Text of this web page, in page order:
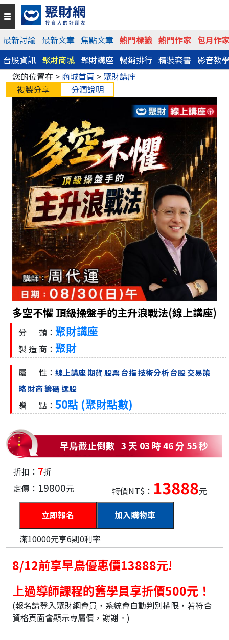
最新討論 最新文章 焦點文章 熱門標籤 熱門作家 包月作
台股資訊 聚財商城 聚財講座 暢銷排行 精裝套書 影音教
您的位置在 > 商城首頁 > 聚財講座
複製分享
分潤說明
多空不懼 頂級操盤手的主升浪戰法(線上講座)
分 類： 聚財講座
製 造 商： 聚財
屬 性： 線上講座期貨股票台指技術分析台股交易策
略財商籌碼 選股
贈 點： 50點 (聚財點數)
早鳥截止倒數 3 天 03 時 46分 53秒
折扣： 7折
定價： 19800元 特價NT$： 13888元
加入購物車
滿10000元享6期0利率
8/12前享早鳥優惠價13888元!
上過導師課程的舊學員享折價500元！
(報名請登入聚財網會員，系統會自動判別權限，若符合
資格頁面會顯示專屬價，謝謝。)